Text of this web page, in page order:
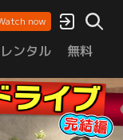
now
レンタル 無料